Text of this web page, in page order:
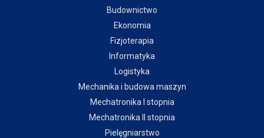
Budownictwo
Ekonomia
Fizjoterapia
Informatyka
Logistyka
Mechanika i budowa maszyn
Mechatronika I stopnia
Mechatronika II stopnia
Pielęgniarstwo